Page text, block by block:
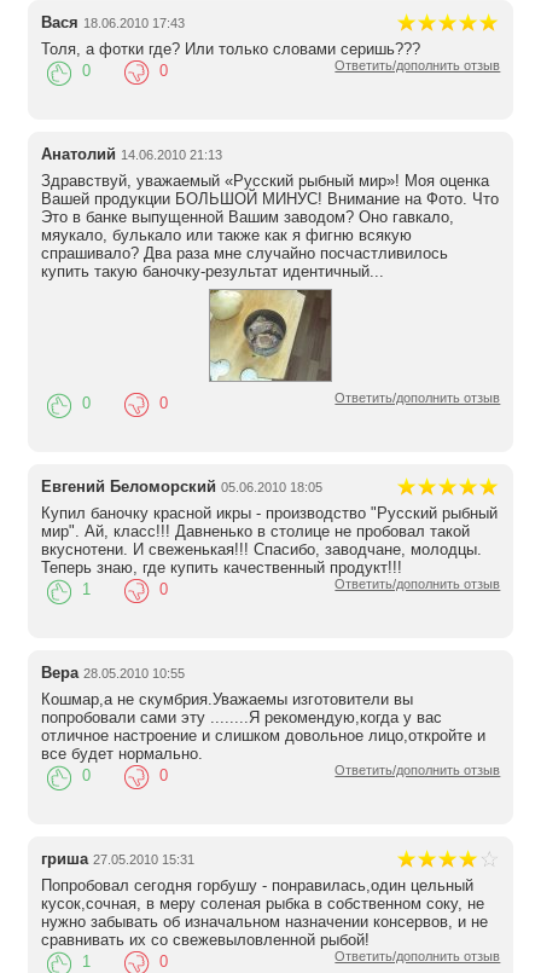
Вася 18.06.2010 17:43
Толя, а фотки где? Или только словами серишь???
Ответить/дополнить отзыв
0 0
Анатолий 14.06.2010 21:13
Здравствуй, уважаемый «Русский рыбный мир»! Моя оценка
Вашей продукции БОЛЬШОЙ МИНУС! Внимание на Фото. Что
Это в банке выпущенной Вашим заводом? Оно гавкало,
мяукало, булькало или также как я фигню всякую
спрашивало? Два раза мне случайно посчастливилось
купить такую баночку-результат идентичный...
Ответить/дополнить отзыв
0 0
Евгений Беломорский 05.06.2010 18:05
Купил баночку красной икры - производство "Русский рыбный
мир". Ай, класс!!! Давненько в столице не пробовал такой
вкуснотени. И свеженькая!!! Спасибо, заводчане, молодцы.
Теперь знаю, где купить качественный продукт!!!
Ответить/дополнить отзыв
1 0
Вера 28.05.2010 10:55
Кошмар,а не скумбрия.Уважаемы изготовители вы
попробовали сами эту ........Я рекомендую,когда у вас
отличное настроение и слишком довольное лицо,откройте и
все будет нормально.
Ответить/дополнить отзыв
0 0
гриша 27.05.2010 15:31
Попробовал сегодня горбушу - понравилась,один цельный
кусок,сочная, в меру соленая рыбка в собственном соку, не
нужно забывать об изначальном назначении консервов, и не
сравнивать их со свежевыловленной рыбой!
Ответить/дополнить отзыв
1 0